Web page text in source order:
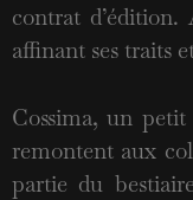
contrat
affinant ses traits
Cossima, un
remontent aux
partie du